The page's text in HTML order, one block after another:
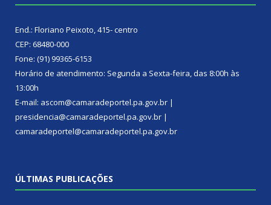
End.: Floriano Peixoto, 415- centro
CEP: 68480-000
Fone: (91) 99365-6153
Horário de atendimento: Segunda a Sexta-feira, das 8:00h às
13:00h
E-mail: ascom@camaradeportel.pa.gov.br |
presidencia@camaradeportel.pa.gov.br |
camaradeportel@camaradeportel.pa.gov.br
ÚLTIMAS PUBLICAÇÕES